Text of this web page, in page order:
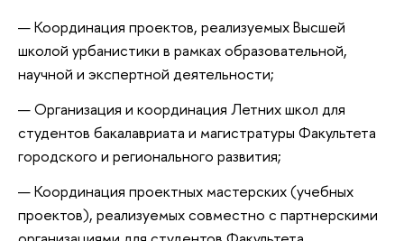
Координация проектов, реализуемых Высшей
школой урбанистики в рамках образовательной,
научной и экспертной деятельности;
Организация и координация Летних школ для
студентов бакалавриата и магистратуры Факультета
городского и регионального развития;
Координация проектных мастерских (учебных
проектов), реализуемых совместно с партнерскими